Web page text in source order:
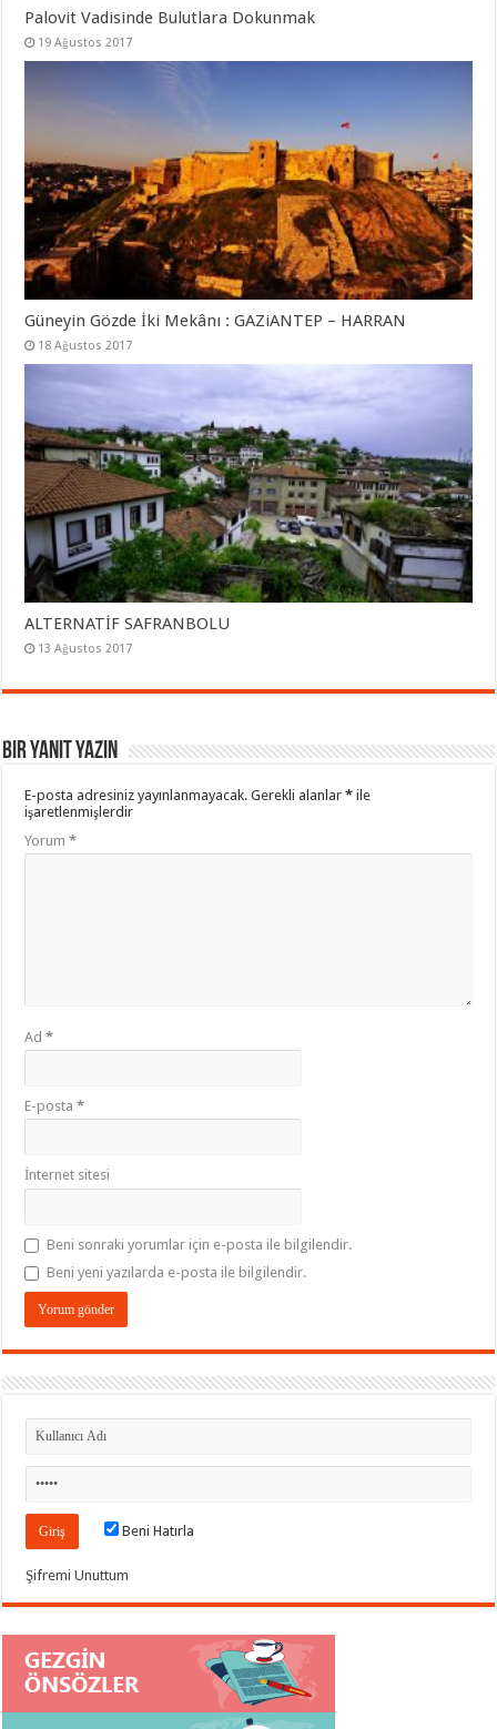
Palovit Vadisinde Bulutlara Dokunmak
19 Ağustos 2017
Güneyin Gözde İki Mekânı : GAZiANTEP – HARRAN
18 Ağustos 2017
ALTERNATİF SAFRANBOLU
13 Ağustos 2017
Bir yanıt yazın
E-posta adresiniz yayınlanmayacak. Gerekli alanlar* ile
işaretlenmişlerdir
Yorum*
Ad*
E-posta*
İnternet sitesi
Beni sonraki yorumlar için e-posta ile bilgilendir.
Beni yeni yazılarda e-posta ile bilgilendir.
Beni Hatırla
Şifremi Unuttum